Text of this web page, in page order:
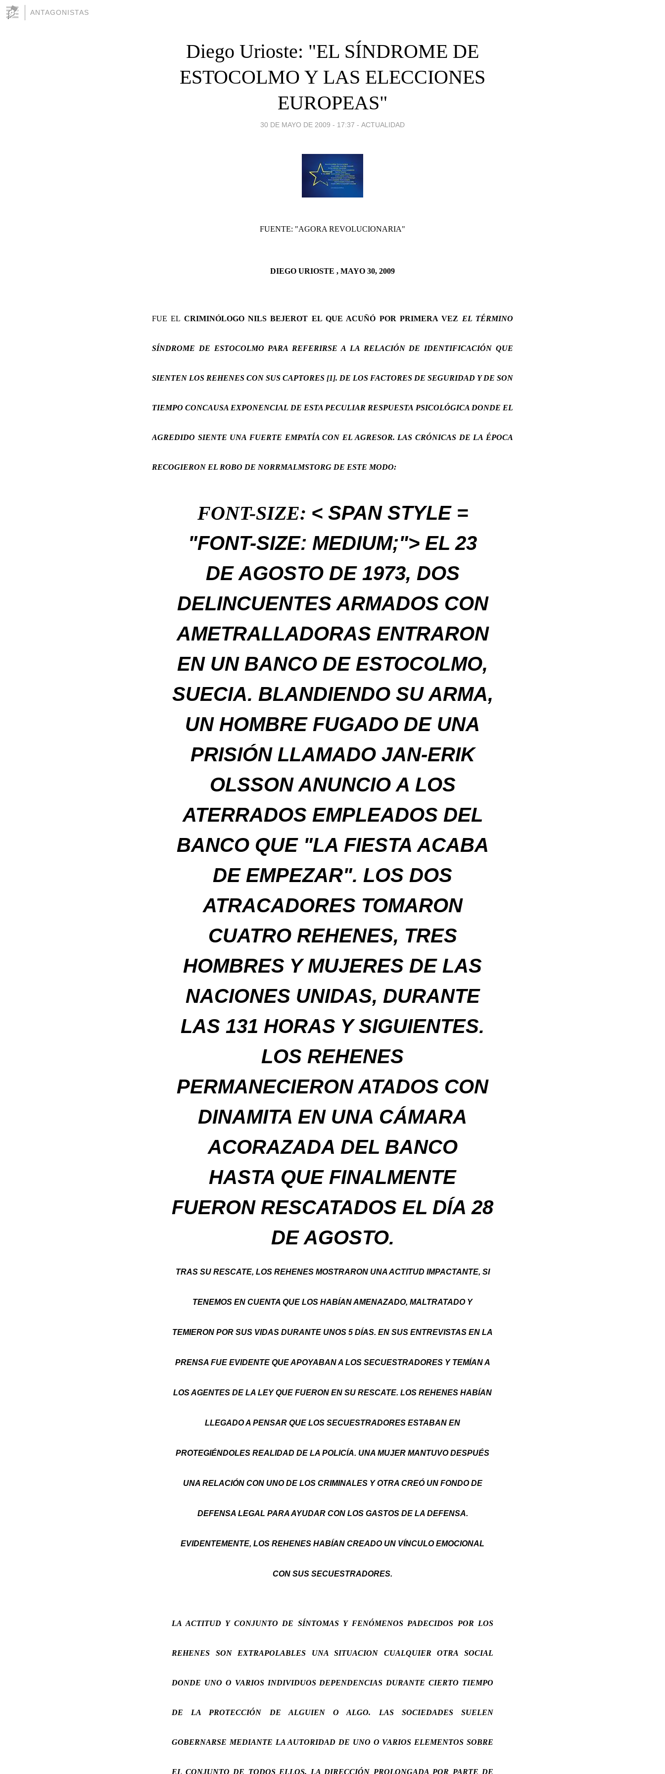
ANTAGONISTAS
Diego Urioste: "EL SÍNDROME DE
ESTOCOLMO Y LAS ELECCIONES
EUROPEAS"
30 DE MAYO DE 2009 - 17:37 - ACTUALIDAD
FUENTE: "AGORA REVOLUCIONARIA"
DIEGO URIOSTE , MAYO 30, 2009
FUE EL CRIMINÓLOGO NILS BEJEROT EL QUE ACUÑÓ POR PRIMERA VEZ EL TÉRMINO
SÍNDROME DE ESTOCOLMO PARA REFERIRSE A LA RELACIÓN DE IDENTIFICACIÓN QUE
SIENTEN LOS REHENES CON SUS CAPTORES [1]. DE LOS FACTORES DE SEGURIDAD Y DE SON
TIEMPO CONCAUSA EXPONENCIAL DE ESTA PECULIAR RESPUESTA PSICOLÓGICA DONDE EL
AGREDIDO SIENTE UNA FUERTE EMPATÍA CON EL AGRESOR. LAS CRÓNICAS DE LA ÉPOCA
RECOGIERON EL ROBO DE NORRMALMSTORG DE ESTE MODO:
FONT-SIZE: < SPAN STYLE =
"FONT-SIZE: MEDIUM;"> EL 23
DE AGOSTO DE 1973, DOS
DELINCUENTES ARMADOS CON
AMETRALLADORAS ENTRARON
EN UN BANCO DE ESTOCOLMO,
SUECIA. BLANDIENDO SU ARMA,
UN HOMBRE FUGADO DE UNA
PRISIÓN LLAMADO JAN-ERIK
OLSSON ANUNCIO A LOS
ATERRADOS EMPLEADOS DEL
BANCO QUE "LA FIESTA ACABA
DE EMPEZAR". LOS DOS
ATRACADORES TOMARON
CUATRO REHENES, TRES
HOMBRES Y MUJERES DE LAS
NACIONES UNIDAS, DURANTE
LAS 131 HORAS Y SIGUIENTES.
LOS REHENES
PERMANECIERON ATADOS CON
DINAMITA EN UNA CÁMARA
ACORAZADA DEL BANCO
HASTA QUE FINALMENTE
FUERON RESCATADOS EL DÍA 28
DE AGOSTO.
TRAS SU RESCATE, LOS REHENES MOSTRARON UNA ACTITUD IMPACTANTE, SI
TENEMOS EN CUENTA QUE LOS HABÍAN AMENAZADO, MALTRATADO Y
TEMIERON POR SUS VIDAS DURANTE UNOS 5 DÍAS. EN SUS ENTREVISTAS EN LA
PRENSA FUE EVIDENTE QUE APOYABAN A LOS SECUESTRADORES Y TEMÍAN A
LOS AGENTES DE LA LEY QUE FUERON EN SU RESCATE. LOS REHENES HABÍAN
LLEGADO A PENSAR QUE LOS SECUESTRADORES ESTABAN EN
PROTEGIÉNDOLES REALIDAD DE LA POLICÍA. UNA MUJER MANTUVO DESPUÉS
UNA RELACIÓN CON UNO DE LOS CRIMINALES Y OTRA CREÓ UN FONDO DE
DEFENSA LEGAL PARA AYUDAR CON LOS GASTOS DE LA DEFENSA.
EVIDENTEMENTE, LOS REHENES HABÍAN CREADO UN VÍNCULO EMOCIONAL
CON SUS SECUESTRADORES.
LA ACTITUD Y CONJUNTO DE SÍNTOMAS Y FENÓMENOS PADECIDOS POR LOS
REHENES SON EXTRAPOLABLES UNA SITUACION CUALQUIER OTRA SOCIAL
DONDE UNO O VARIOS INDIVIDUOS DEPENDENCIAS DURANTE CIERTO TIEMPO
DE LA PROTECCIÓN DE ALGUIEN O ALGO. LAS SOCIEDADES SUELEN
GOBERNARSE MEDIANTE LA AUTORIDAD DE UNO O VARIOS ELEMENTOS SOBRE
EL CONJUNTO DE TODOS ELLOS. LA DIRECCIÓN PROLONGADA POR PARTE DE